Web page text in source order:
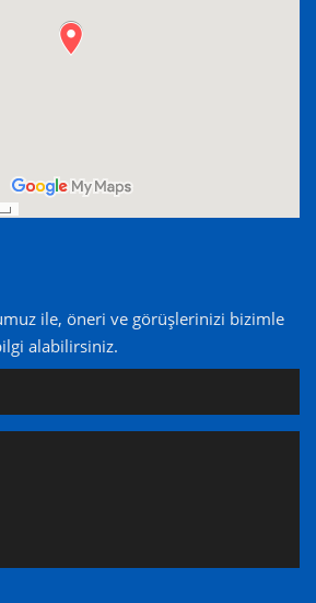
ile, öneri ve görüşlerinizi bizimle
alabilirsiniz.